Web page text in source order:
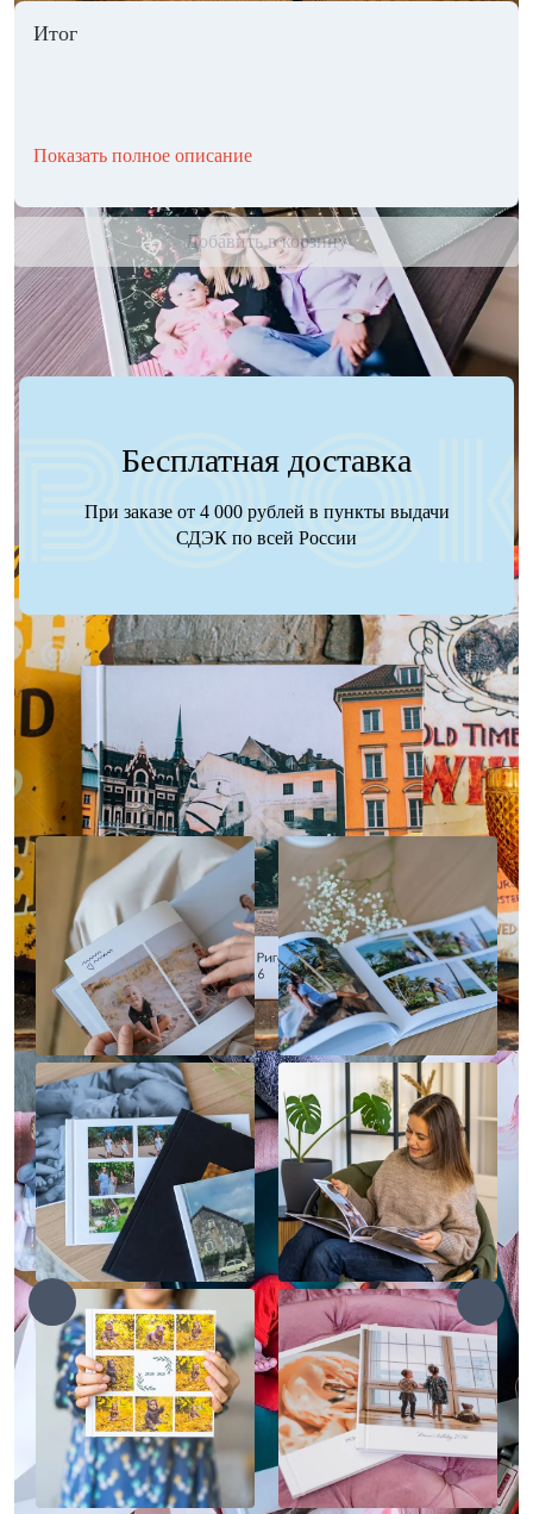
Итог
Показать полное описание
Добавить в корзину
Бесплатная доставка
При заказе от 4 000 рублей в пункты выдачи
СДЭК по всей России
Наше портфолио